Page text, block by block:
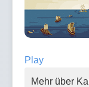
Play
Mehr über